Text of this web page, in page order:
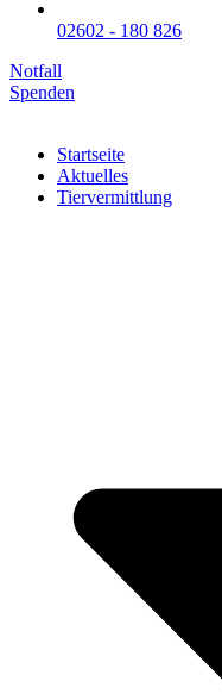
02602 - 180 826
Notfall
Spenden
Startseite
Aktuelles
Tiervermittlung